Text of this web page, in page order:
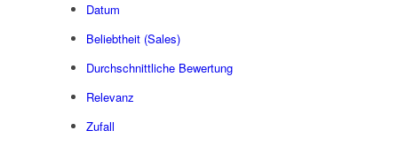
Datum
Beliebtheit (Sales)
Durchschnittliche Bewertung
Relevanz
Zufall